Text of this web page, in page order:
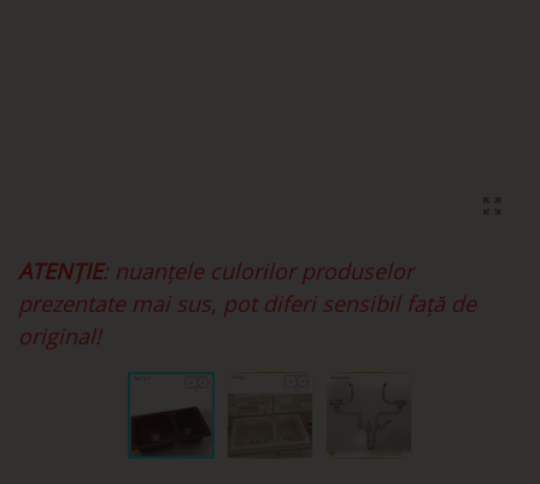
ATENȚIE: nuanțele culorilor produselor
prezentate mai sus, pot diferi sensibil față de
original!